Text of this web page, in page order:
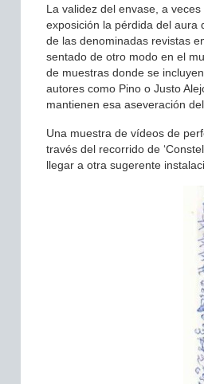
La validez del envase, a
exposición la pérdida del aura
de las denominadas revistas
sentado de otro modo en el
de muestras donde se
autores como Pino o Justo
mantienen esa aseveración
Una muestra de vídeos de
través del recorrido de
llegar a otra sugerente